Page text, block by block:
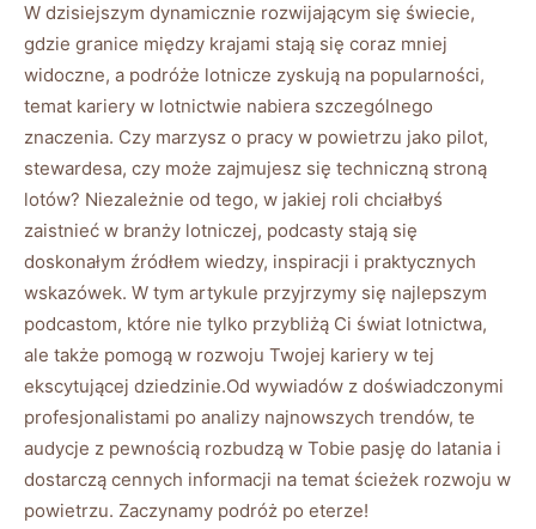
W dzisiejszym dynamicznie rozwijającym się świecie,
gdzie granice między ‌krajami stają się coraz mniej
widoczne, a podróże ⁤lotnicze zyskują na popularności,
temat kariery w lotnictwie nabiera szczególnego
znaczenia. Czy marzysz o pracy⁢ w powietrzu ‌jako‌ pilot,
stewardesa, czy może zajmujesz się techniczną stroną‌
lotów? Niezależnie od tego, w jakiej roli‍ chciałbyś
zaistnieć w branży ‍lotniczej, podcasty stają się
doskonałym źródłem ‍wiedzy, inspiracji i praktycznych
wskazówek. W tym artykule ⁤przyjrzymy się⁤ najlepszym
podcastom, które nie tylko przybliżą Ci świat lotnictwa,
ale także pomogą w rozwoju Twojej kariery w tej
ekscytującej dziedzinie.Od wywiadów z doświadczonymi
profesjonalistami⁤ po analizy najnowszych trendów, te
audycje z pewnością ⁢rozbudzą w Tobie pasję do latania i
dostarczą cennych‌ informacji na temat ścieżek rozwoju w
powietrzu. Zaczynamy podróż⁤ po⁢ eterze!